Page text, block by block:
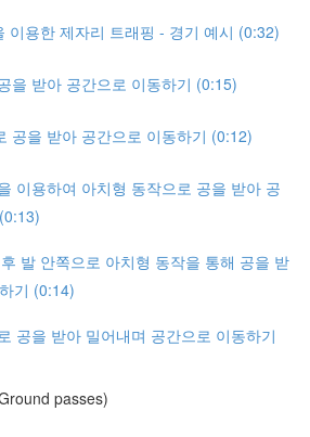
이용한 제자리 트래핑 - 경기 예시 (0:32)
을 받아 공간으로 이동하기 (0:15)
공을 받아 공간으로 이동하기 (0:12)
이용하여 아치형 동작으로 공을 받아 공
발 안쪽으로 아치형 동작을 통해 공을 받
기 (0:14)
공을 받아 밀어내며 공간으로 이동하기
passes)